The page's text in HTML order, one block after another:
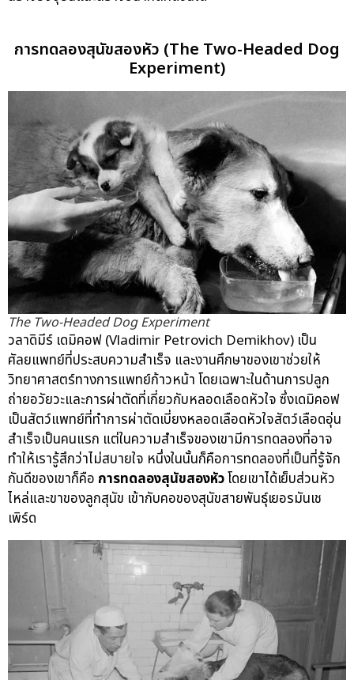
การทดลองสุนัขสองหัว (The Two-Headed Dog
Experiment)
The Two-Headed Dog Experiment
วลาดิมีร์ เดมิคอฟ (Vladimir Petrovich Demikhov) เป็น
ศัลยแพทย์ที่ประสบความสำเร็จ และงานศึกษาของเขาช่วยให้
วิทยาศาสตร์ทางการแพทย์ก้าวหน้า โดยเฉพาะในด้านการปลูก
ถ่ายอวัยวะและการผ่าตัดที่เกี่ยวกับหลอดเลือดหัวใจ ซึ่งเดมิคอฟ
เป็นสัตว์แพทย์ที่ทำการผ่าตัดเบี่ยงหลอดเลือดหัวใจสัตว์เลือดอุ่น
สำเร็จเป็นคนแรก แต่ในความสำเร็จของเขามีการทดลองที่อาจ
ทำให้เรารู้สึกว่าไม่สบายใจ หนึ่งในนั้นก็คือการทดลองที่เป็นที่รู้จัก
กันดีของเขาก็คือ การทดลองสุนัขสองหัวโดยเขาได้เย็บส่วนหัว
ไหล่และขาของลูกสุนัข เข้ากับคอของสุนัขสายพันธุ์เยอรมันเช
เพิร์ด